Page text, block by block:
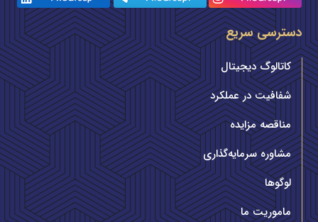
دسترسی سریع
کاتالوگ دیجیتال
شفافیت در عملکرد
مناقصه مزایده
مشاوره سرمایه‌گذاری
لوگوها
ماموریت ما